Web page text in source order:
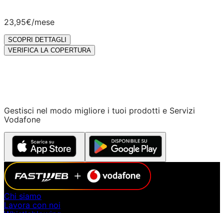
23,95€/mese
SCOPRI DETTAGLI
VERIFICA LA COPERTURA
Gestisci nel modo migliore i tuoi prodotti e Servizi
Vodafone
Chi siamo
Lavora con noi